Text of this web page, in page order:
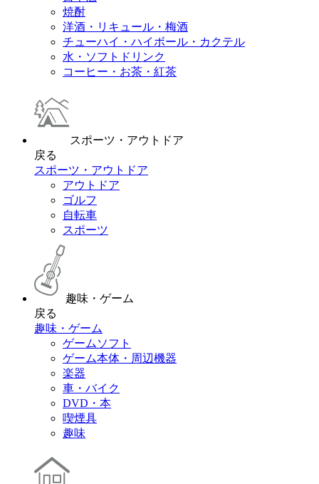
焼酎
洋酒・リキュール・梅酒
チューハイ・ハイボール・カクテル
水・ソフトドリンク
コーヒー・お茶・紅茶
スポーツ・アウトドア
戻る
スポーツ・アウトドア
アウトドア
ゴルフ
自転車
スポーツ
趣味・ゲーム
戻る
趣味・ゲーム
ゲームソフト
ゲーム本体・周辺機器
楽器
車・バイク
DVD・本
喫煙具
趣味